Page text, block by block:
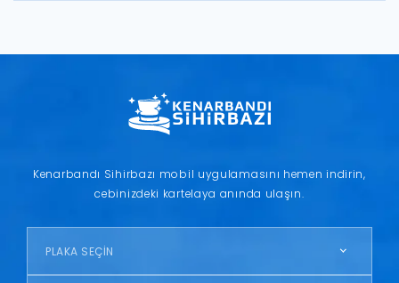
Kenarbandı Sihirbazı mobil uygulamasını hemen indirin,
cebinizdeki kartelaya anında ulaşın.
PLAKA SEÇİN